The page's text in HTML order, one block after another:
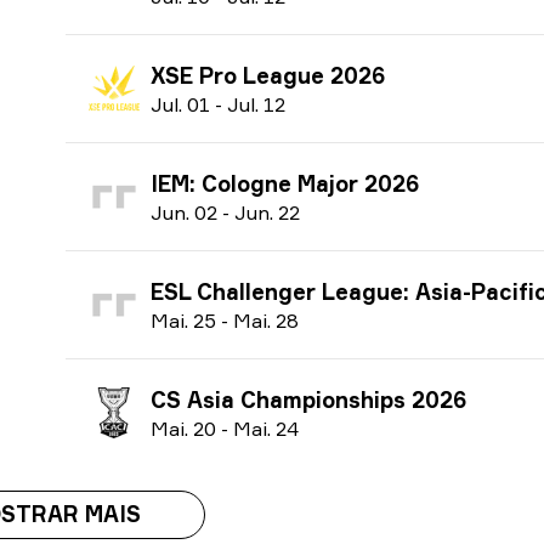
XSE Pro League 2026
Jul. 01 - Jul. 12
IEM: Cologne Major 2026
Jun. 02 - Jun. 22
ESL Challenger League: Asia-Pacific Finals season 51
Mai. 25 - Mai. 28
CS Asia Championships 2026
Mai. 20 - Mai. 24
MAIS